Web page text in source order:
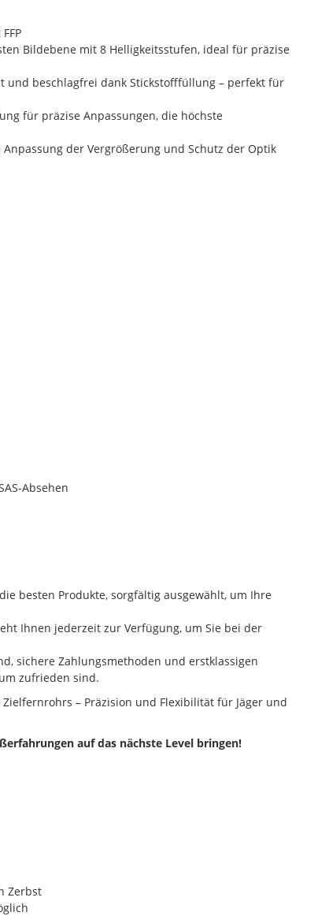
Bildebene mit 8 Helligkeitsstufen, ideal für präzise
und beschlagfrei dank Stickstofffüllung – perfekt für
für präzise Anpassungen, die höchste
Anpassung der Vergrößerung und Schutz der Optik
Absehen
besten Produkte, sorgfältig ausgewählt, um Ihre
Ihnen jederzeit zur Verfügung, um Sie bei der
sichere Zahlungsmethoden und erstklassigen
zufrieden sind.
Zielfernrohrs – Präzision und Flexibilität für Jäger und
auf das nächste Level bringen!
Zerbst